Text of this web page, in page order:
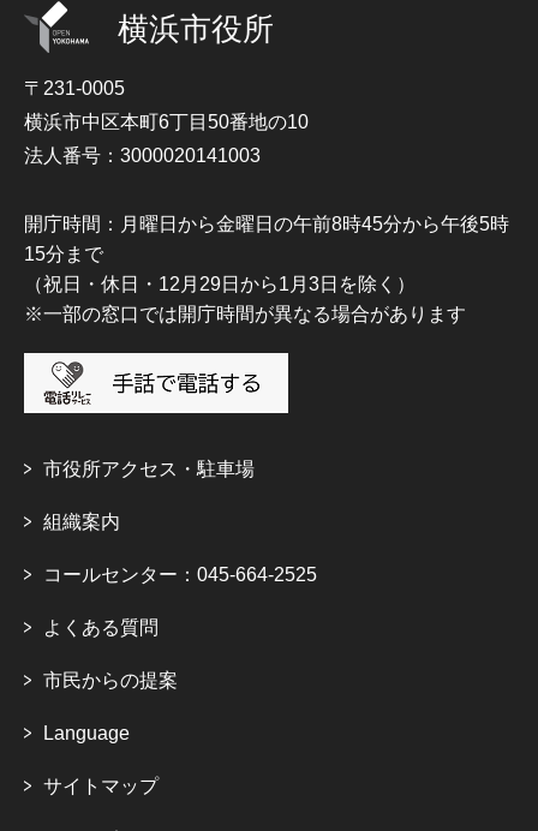
横浜市役所
〒231-0005
横浜市中区本町6丁目50番地の10
法人番号：3000020141003
開庁時間：月曜日から金曜日の午前8時45分から午後5時
15分まで
（祝日・休日・12月29日から1月3日を除く）
※一部の窓口では開庁時間が異なる場合があります
市役所アクセス・駐車場
組織案内
コールセンター：045-664-2525
よくある質問
市民からの提案
Language
サイトマップ